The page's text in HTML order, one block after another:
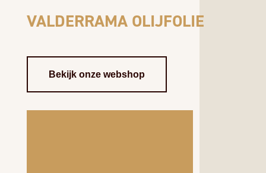
VALDERRAMA OLIJFOLIE
Bekijk onze webshop